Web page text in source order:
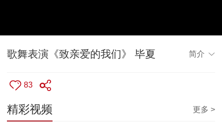
歌舞表演《致亲爱的我们》 毕夏 简介
83
精彩视频 更多 >